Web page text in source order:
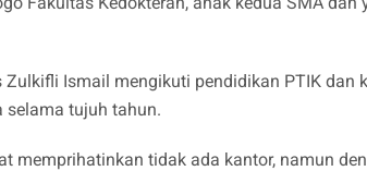
Zulkifli Ismail mengikuti pendidikan PTIK dan
selama tujuh tahun.
memprihatinkan tidak ada kantor, namun